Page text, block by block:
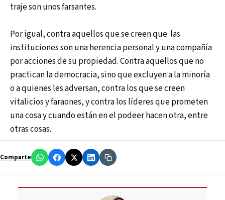
traje son unos farsantes.
Por igual, contra aquellos que se creen que las
instituciones son una herencia personal y una compañía
por acciones de su propiedad. Contra aquellos que no
practican la democracia, sino que excluyen a la minoría
o a quienes les adversan, contra los que se creen
vitalicios y faraones, y contra los líderes que prometen
una cosa y cuando están en el podeer hacen otra, entre
otras cosas.
Comparte